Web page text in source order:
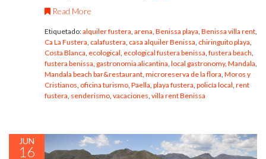
Read More
Etiquetado:alquiler fustera, arena, Benissa playa, Benissa villa rent,
Ca La Fustera, calafustera, casa alquiler Benissa, chiringuito playa,
Costa Blanca, ecological, ecological fustera benissa, fustera beach,
fustera benissa, gastronomia alicantina, local gastronomy, Mandala,
Mandala beach bar&restaurant, microreserva de la flora, Moros y
Cristianos, oficina turismo, Paella, playa fustera, policía local, rent
fustera, senderismo, vacaciones, villa rent Benissa
JUN
16